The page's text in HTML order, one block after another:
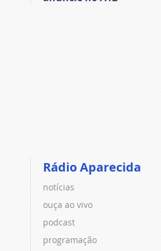
Rádio Aparecida
notícias
ouça ao vivo
podcast
programação